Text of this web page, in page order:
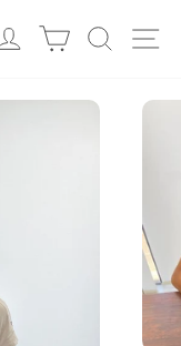
Login カート 検索